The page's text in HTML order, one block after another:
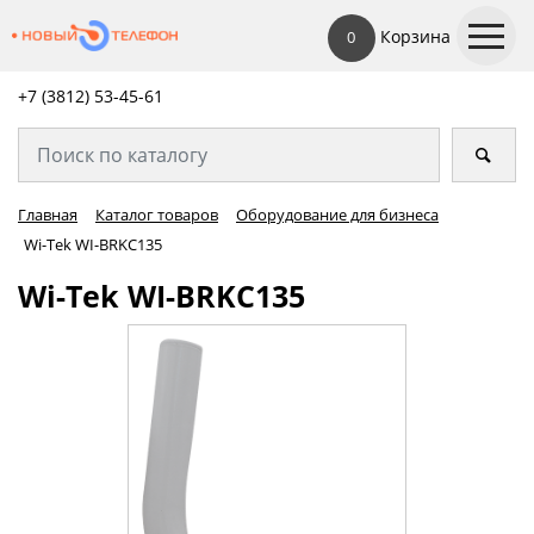
0 Корзина
+7 (3812) 53-45-61
Главная Каталог товаров
Оборудование для бизнеса
Wi-Tek WI-BRKC135
Wi-Tek WI-BRKC135